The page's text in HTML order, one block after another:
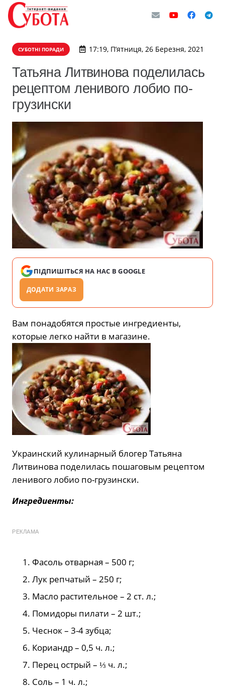
СУБОТНІ ПОРАДИ 17:19, П’ятниця, 26 Березня, 2021
Татьяна Литвинова поделилась
рецептом ленивого лобио по-
грузински
ПІДПИШІТЬСЯ НА НАС В GOOGLE
ДОДАТИ ЗАРАЗ
Вам понадобятся простые ингредиенты,
которые легко найти в магазине.
Украинский кулинарный блогер Татьяна
Литвинова поделилась пошаговым рецептом
ленивого лобио по-грузински.
Ингредиенты:
РЕКЛАМА
Фасоль отварная – 500 г;
Лук репчатый – 250 г;
Масло растительное – 2 ст. л.;
Помидоры пилати – 2 шт.;
Чеснок – 3-4 зубца;
Кориандр – 0,5 ч. л.;
Перец острый – ⅓ ч. л.;
Соль – 1 ч. л.;